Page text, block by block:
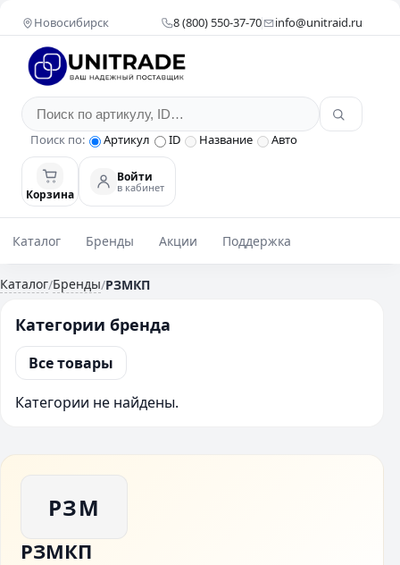
Новосибирск 8 (800) 550-37-70 info@unitraid.ru
Поиск по: Артикул ID Название Авто
Корзина
Войти
в кабинет
Каталог Бренды Акции Поддержка
Каталог/Бренды/РЗМКП
Категории бренда
Все товары
Категории не найдены.
РЗМ
РЗМКП